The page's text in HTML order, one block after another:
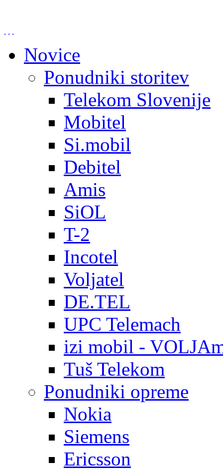
Novice
Ponudniki storitev
Telekom Slovenije
Mobitel
Si.mobil
Debitel
Amis
SiOL
T-2
Incotel
Voljatel
DE.TEL
UPC Telemach
izi mobil -
Tuš Telekom
Ponudniki opreme
Nokia
Siemens
Ericsson